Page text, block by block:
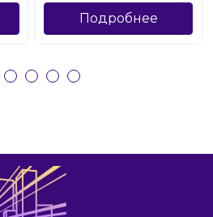
Подробнее